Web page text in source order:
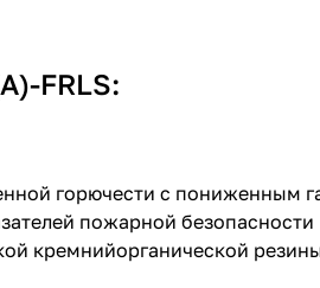
FRLS:
горючести с пониженным
пожарной безопасности
кремнийорганической